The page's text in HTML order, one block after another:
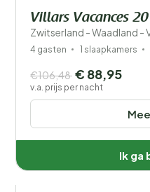
Villars Vacances 20
Zwitserland - Waadland -
4 gasten 1 slaapkamers
€106,48 € 88,95
v.a. prijs per nacht
Ik ga